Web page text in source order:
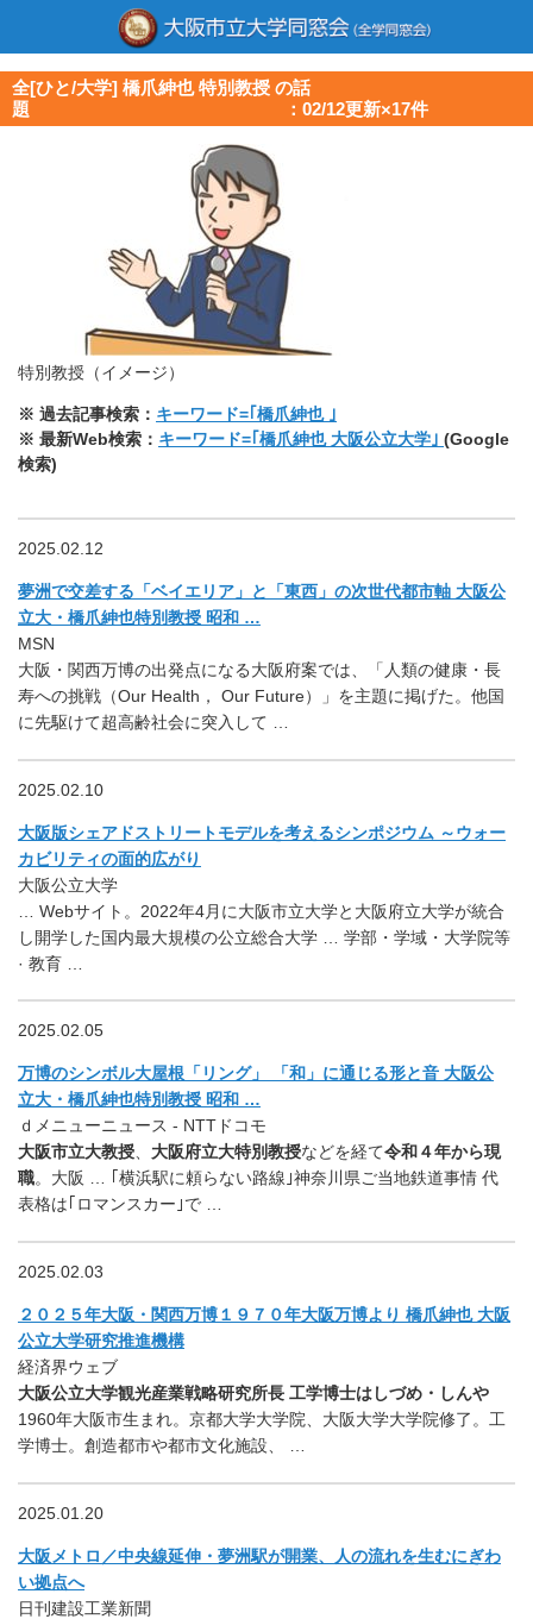
全[ひと/大学] 橋爪紳也 特別教授 の話
題 ：02/12更新×17件
特別教授（イメージ）
※ 過去記事検索： キーワード=｢橋爪紳也 ｣
※ 最新Web検索： キーワード=｢橋爪紳也 大阪公立大学｣ (Google
検索)
2025.02.12
夢洲で交差する「ベイエリア」と「東西」の次世代都市軸 大阪公
立大・橋爪紳也特別教授 昭和 …
MSN
大阪・関西万博の出発点になる大阪府案では、「人類の健康・長
寿への挑戦（Our Health， Our Future）」を主題に掲げた。他国
に先駆けて超高齢社会に突入して …
2025.02.10
大阪版シェアドストリートモデルを考えるシンポジウム ～ウォー
カビリティの面的広がり
大阪公立大学
… Webサイト。2022年4月に大阪市立大学と大阪府立大学が統合
し開学した国内最大規模の公立総合大学 … 学部・学域・大学院等
· 教育 …
2025.02.05
万博のシンボル大屋根「リング」 「和」に通じる形と音 大阪公
立大・橋爪紳也特別教授 昭和 …
ｄメニューニュース - NTTドコモ
大阪市立大教授、 大阪府立大特別教授などを経て令和４年から現
職。大阪 … ｢横浜駅に頼らない路線｣神奈川県ご当地鉄道事情 代
表格は｢ロマンスカー｣で …
2025.02.03
２０２５年大阪・関西万博１９７０年大阪万博より 橋爪紳也 大阪
公立大学研究推進機構
経済界ウェブ
大阪公立大学観光産業戦略研究所長 工学博士はしづめ・しんや
1960年大阪市生まれ。京都大学大学院、大阪大学大学院修了。工
学博士。創造都市や都市文化施設、 …
2025.01.20
大阪メトロ／中央線延伸・夢洲駅が開業、人の流れを生むにぎわ
い拠点へ
日刊建設工業新聞